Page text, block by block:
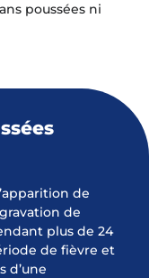
poussées ni
de
de
plus de 24
de fièvre et
d’une